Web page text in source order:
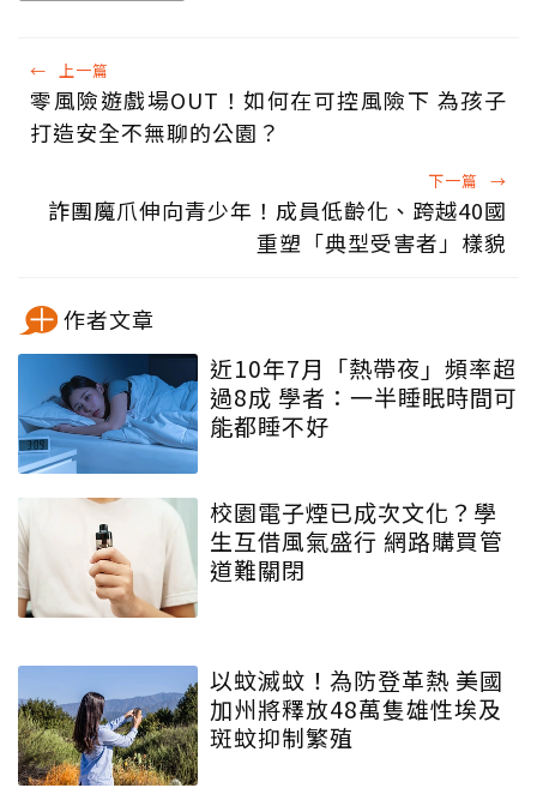
← 上一篇
零風險遊戲場OUT！如何在可控風險下 為孩子
打造安全不無聊的公園？
下一篇 →
詐團魔爪伸向青少年！成員低齡化、跨越40國
重塑「典型受害者」樣貌
作者文章
近10年7月「熱帶夜」頻率超
過8成 學者：一半睡眠時間可
能都睡不好
校園電子煙已成次文化？學
生互借風氣盛行 網路購買管
道難關閉
以蚊滅蚊！為防登革熱 美國
加州將釋放48萬隻雄性埃及
斑蚊抑制繁殖